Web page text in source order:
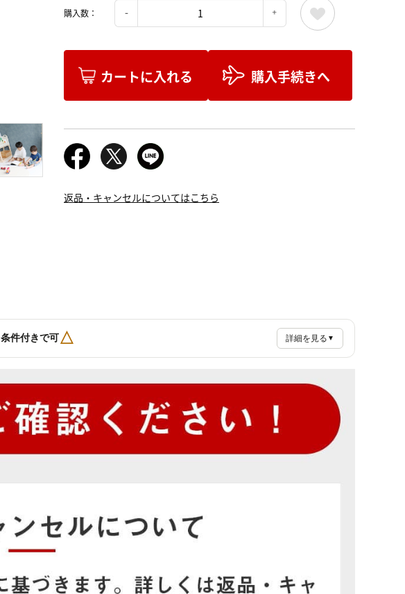
購入数：
カートに入れる 購入手続きへ
返品・キャンセルについてはこちら
条件付きで可△ 詳細を見る ▼